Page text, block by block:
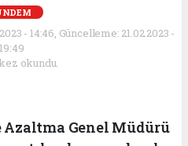
- 14:46, Güncelleme: 21.02.2023 -
19:49
okundu.
Azaltma Genel Müdürü